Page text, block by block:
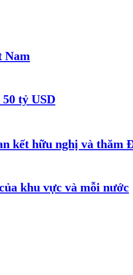
Nam
tỷ USD
kết hữu nghị và thăm
khu vực và mỗi nước